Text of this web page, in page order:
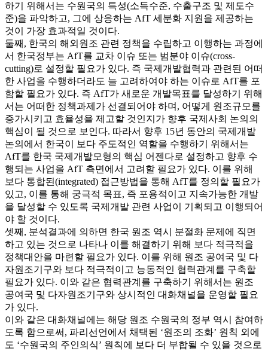
하기 위해서는 수원국의 특성(소득수준, 수출구조 및 제도수
준)을 파악하고, 그에 상응하는 AfT 세분화 지원을 제공하는
것이 가장 효과적일 것이다.
둘째, 한국의 해외원조 관련 정책을 수립하고 이행하는 과정에
서 한국정부는 AfT를 교차 이슈 또는 범분야 이슈(cross-
cutting)로 설정할 필요가 있다. 즉 국제개발협력과 관련된 어떠
한 사업을 수행하더라도 늘 고려하여야 하는 이슈로 AfT를 포
함할 필요가 있다. 즉 AfT가 새로운 개발목표를 달성하기 위해
서는 어떠한 정책과제가 선결되어야 하며, 어떻게 원조규모를
증가시키고 효율성을 제고할 것인지가 향후 국제사회 논의의
핵심이 될 것으로 보인다. 따라서 향후 15년 동안의 국제개발
논의에서 한국이 보다 주도적인 역할을 수행하기 위해서는
AfT를 한국 국제개발모형의 핵심 어젠다로 설정하고 향후 수
행되는 사업을 AfT 측면에서 고려할 필요가 있다. 이를 위해
보다 통합된(integrated) 접근방법을 통해 AfT를 정의할 필요가
있고, 이를 통해 궁극적 목표, 즉 포용적이고 지속가능한 개발
을 달성할 수 있도록 국제개발 관련 사업이 기획되고 이행되어
야 할 것이다.
셋째, 분석결과에 의하면 한국 원조 역시 분절화 문제에 직면
하고 있는 것으로 나타나 이를 해결하기 위해 보다 적극적을
정책대안을 마련할 필요가 있다. 이를 위해 원조 공여국 및 다
자원조기구와 보다 적극적이고 능동적인 협력관계를 구축할
필요가 있다. 이와 같은 협력관계를 구축하기 위해서는 원조
공여국 및 다자원조기구와 상시적인 대화채널을 운영할 필요
가 있다.
이와 같은 대화채널에는 해당 원조 수원국의 정부 역시 참여하
도록 함으로써, 파리선언에서 채택된 ‘원조의 조화’ 원칙 외에
도 ‘수원국의 주인의식’ 원칙에 보다 더 부합될 수 있을 것으로